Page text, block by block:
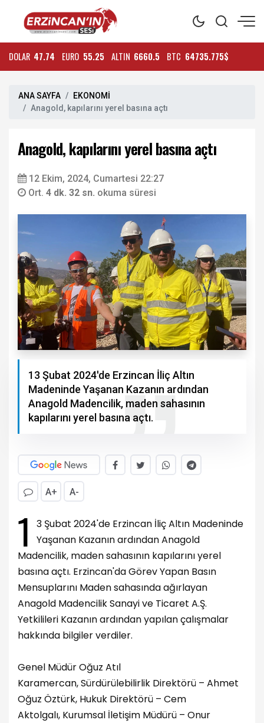
DOLAR 47.74 EURO 55.25 ALTIN 6660.5 BTC 64735.775$
ANA SAYFA
EKONOMİ
Anagold, kapılarını yerel basına açtı
Anagold, kapılarını yerel basına açtı
12 Ekim, 2024, Cumartesi 22:27
Ort. 4 dk. 32 sn. okuma süresi
13 Şubat 2024'de Erzincan İliç Altın
Madeninde Yaşanan Kazanın ardından
Anagold Madencilik, maden sahasının
kapılarını yerel basına açtı.
A+ A-
1
3 Şubat 2024'de Erzincan İliç Altın Madeninde
Yaşanan Kazanın ardından Anagold
Madencilik, maden sahasının kapılarını yerel
basına açtı. Erzincan'da Görev Yapan Basın
Mensuplarını Maden sahasında ağırlayan
Anagold Madencilik Sanayi ve Ticaret A.Ş.
Yetkilileri Kazanın ardından yapılan çalışmalar
hakkında bilgiler verdiler.
Genel Müdür Oğuz Atıl
Karamercan, Sürdürülebilirlik Direktörü – Ahmet
Oğuz Öztürk, Hukuk Direktörü – Cem
Aktolgalı, Kurumsal İletişim Müdürü – Onur